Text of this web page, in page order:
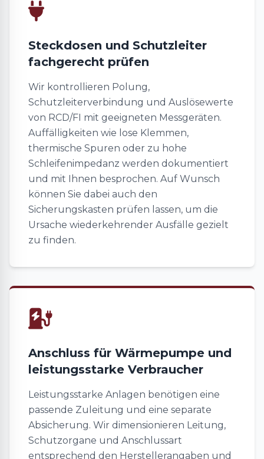
Steckdosen und Schutzleiter
fachgerecht prüfen
Wir kontrollieren Polung,
Schutzleiterverbindung und Auslösewerte
von RCD/FI mit geeigneten Messgeräten.
Auffälligkeiten wie lose Klemmen,
thermische Spuren oder zu hohe
Schleifenimpedanz werden dokumentiert
und mit Ihnen besprochen. Auf Wunsch
können Sie dabei auch den
Sicherungskasten prüfen lassen, um die
Ursache wiederkehrender Ausfälle gezielt
zu finden.
Anschluss für Wärmepumpe und
leistungsstarke Verbraucher
Leistungsstarke Anlagen benötigen eine
passende Zuleitung und eine separate
Absicherung. Wir dimensionieren Leitung,
Schutzorgane und Anschlussart
entsprechend den Herstellerangaben und